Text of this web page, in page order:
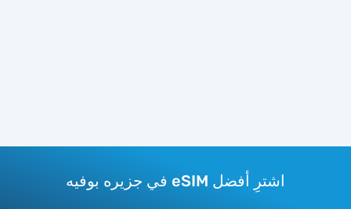
اشترِ أفضل eSIM في جزيره بوفيه